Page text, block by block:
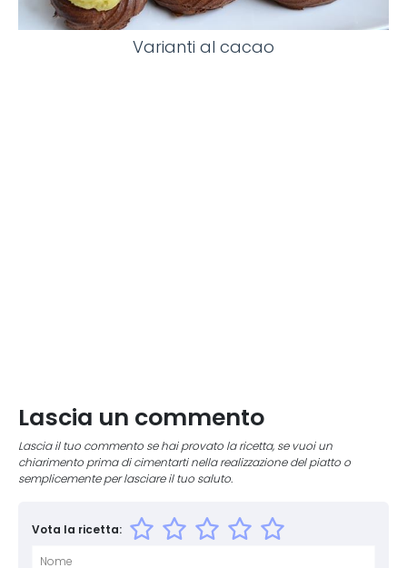
Varianti al cacao
Lascia un commento
Lascia il tuo commento se hai provato la ricetta, se vuoi un
chiarimento prima di cimentarti nella realizzazione del piatto o
semplicemente per lasciare il tuo saluto.
Vota la ricetta: